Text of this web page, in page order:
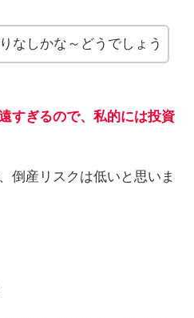
なしかな～どうでしょう
すぎるので、私的には投資
倒産リスクは低いと思いま